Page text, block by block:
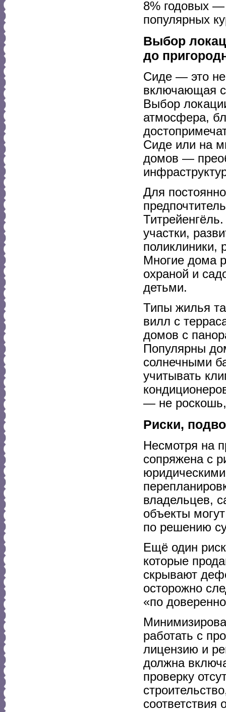
8% годовых —
популярных
Выбор
до
Сиде — это не
включающая
Выбор
атмосфера,
Сиде или на
домов —
Для
участки,
Многие дома
охраной и
детьми.
Типы жилья
вилл с
домов с
Популярны
солнечными
учитывать
— не
Риски,
Несмотря на
сопряжена с
владельцев,
объекты
по решению
Ещё один
которые
скрывают
осторожно
«по
работать с
лицензию и
должна
проверку
соответствия